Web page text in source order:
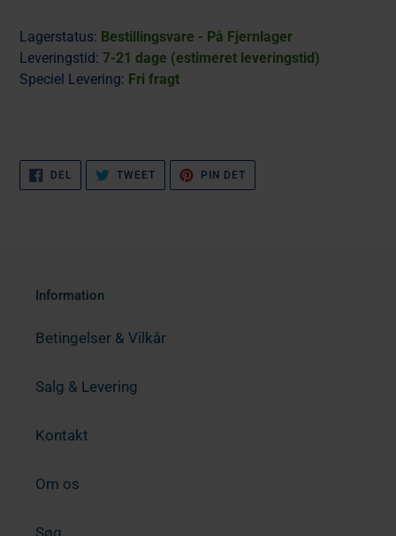
Lagerstatus: Bestillingsvare - På Fjernlager
Leveringstid: 7-21 dage (estimeret leveringstid)
Speciel Levering: Fri fragt
DEL
FACEBOOK
TWEETTWEET
TWITTER
PIN DET
PINTEREST
Information
Betingelser & Vilkår
Salg & Levering
Kontakt
Om os